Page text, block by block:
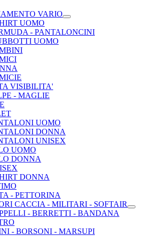
VARIO
UOMO
- PANTALONCINI
UOMO
VISIBILITA'
- MAGLIE
UOMO
DONNA
UNISEX
UOMO
DONNA
DONNA
- PETTORINA
CACCIA - MILITARI - SOFTAIR
- BERRETTI - BANDANA
- BORSONI - MARSUPI